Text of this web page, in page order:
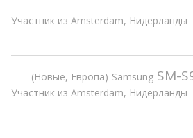
Участник из Amsterdam, Нидерланды
Новые, Европа Samsung SM-
Участник из Amsterdam, Нидерланды